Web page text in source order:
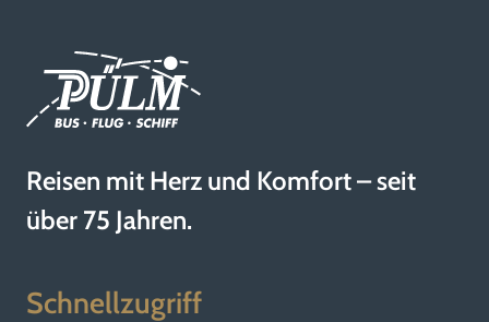
Reisen mit Herz und Komfort – seit
über 75 Jahren.
Schnellzugriff